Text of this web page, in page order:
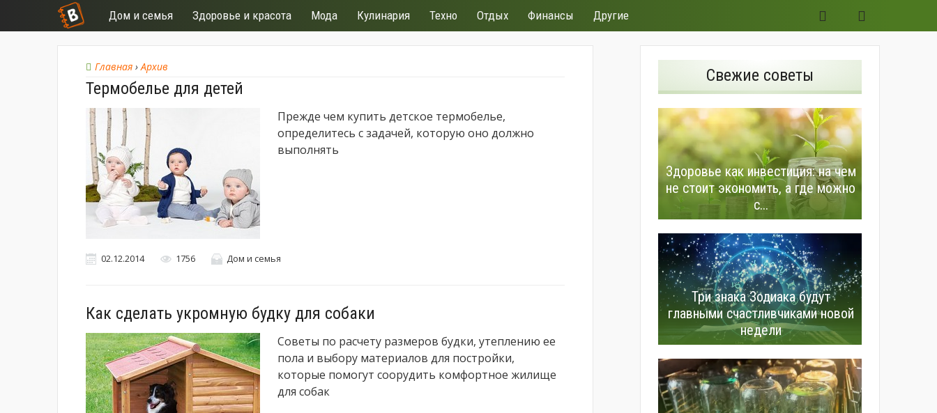
Дом и семья Здоровье и красота Мода Кулинария Техно Отдых Финансы Другие
Главная ›Архив
Термобелье для детей
Прежде чем купить детское термобелье,
определитесь с задачей, которую оно должно
выполнять
02.12.2014 1756 Дом и семья
Как сделать укромную будку для собаки
Советы по расчету размеров будки, утеплению ее
пола и выбору материалов для постройки,
которые помогут соорудить комфортное жилище
для собак
Свежие советы
Здоровье как инвестиция: на чем
не стоит экономить, а где можно
с...
Три знака Зодиака будут
главными счастливчиками новой
недели